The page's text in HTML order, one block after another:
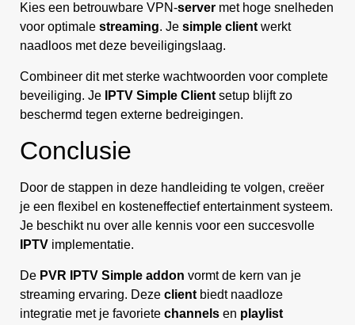
Kies een betrouwbare VPN-server met hoge snelheden
voor optimale streaming. Je simple client werkt
naadloos met deze beveiligingslaag.
Combineer dit met sterke wachtwoorden voor complete
beveiliging. Je
IPTV Simple Client setup blijft zo
beschermd tegen externe bedreigingen.
Conclusie
Door de stappen in deze handleiding te volgen, creëer
je een flexibel en kosteneffectief entertainment systeem.
Je beschikt nu over alle kennis voor een succesvolle
IPTV implementatie.
De PVR IPTV Simple addon vormt de kern van je
streaming ervaring. Deze client biedt naadloze
integratie met je favoriete channels en playlist